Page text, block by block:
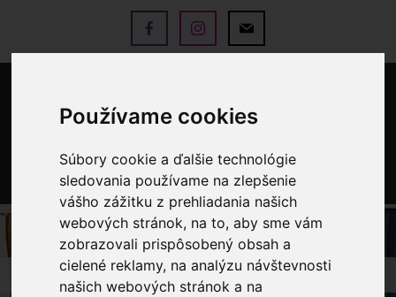
Používame cookies
Súbory cookie a ďalšie technológie
sledovania používame na zlepšenie
vášho zážitku z prehliadania našich
webových stránok, na to, aby sme vám
zobrazovali prispôsobený obsah a
cielené reklamy, na analýzu návštevnosti
našich webových stránok a na
K
OBCHOD GALANTÉRIA KRAJKY